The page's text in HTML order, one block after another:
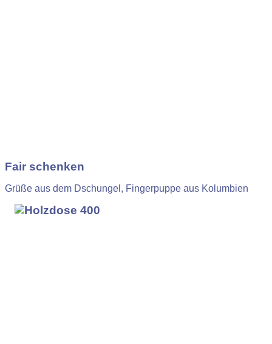
Fair schenken
Grüße aus dem Dschungel, Fingerpuppe aus Kolumbien